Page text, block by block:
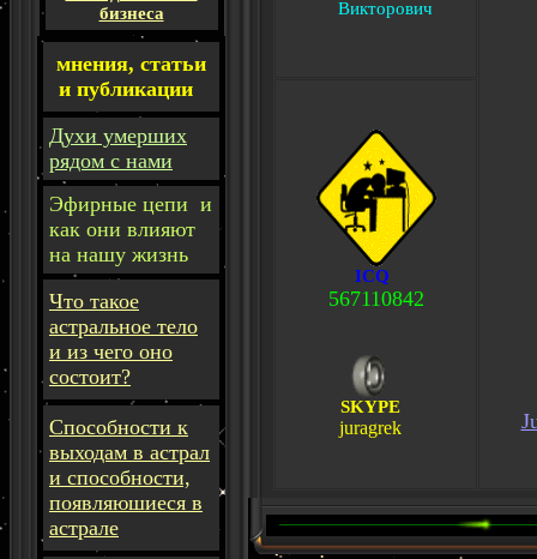
бизнеса
мнения, статьи
и публикации
Духи умерших
рядом с нами
Эфирные цепи и
как они влияют
на нашу жизнь
Что такое
астральное тело
и из чего оно
состоит?
Способности к
выходам в астрал
и способности,
появляюшиеся в
астрале
Викторович
ICQ
567110842
SKYPE
juragrek